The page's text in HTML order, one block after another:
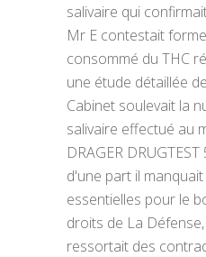
salivaire qui
Mr E contestait
consommé du THC
une étude détaillée
Cabinet soulevait la
salivaire effectué au
DRAGER
d'une part il
essentielles pour le
droits de La
ressortait des